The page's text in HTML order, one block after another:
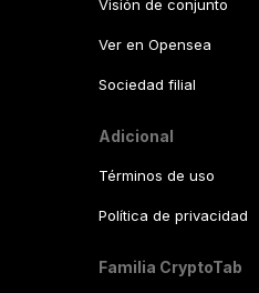
Visión de conjunto
Ver en Opensea
Sociedad filial
Adicional
Términos de uso
Política de privacidad
Familia CryptoTab